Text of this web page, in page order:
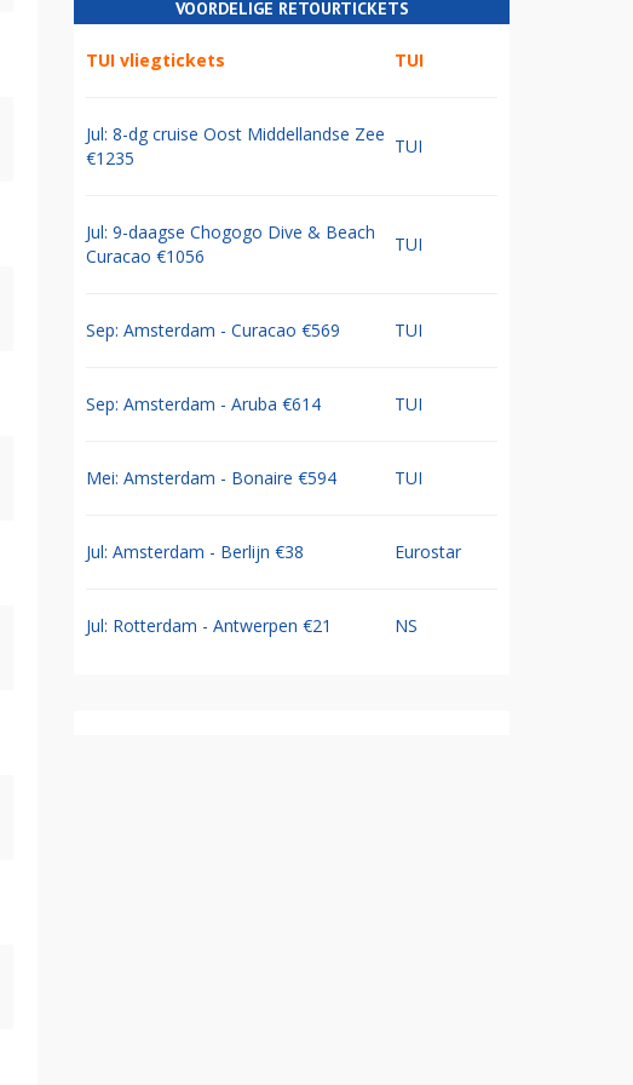
VOORDELIGE RETOURTICKETS
TUI vliegtickets TUI
Jul: 8-dg cruise Oost Middellandse Zee
€1235
TUI
Jul: 9-daagse Chogogo Dive & Beach
Curacao €1056
TUI
Sep: Amsterdam - Curacao €569 TUI
Sep: Amsterdam - Aruba €614 TUI
Mei: Amsterdam - Bonaire €594 TUI
Jul: Amsterdam - Berlijn €38 Eurostar
Jul: Rotterdam - Antwerpen €21 NS